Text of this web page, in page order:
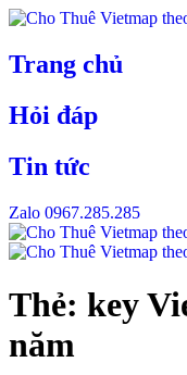
Skip
content
Trang chủ
Hỏi đáp
Tin tức
Zalo 0967.285.285
Thẻ: key
năm